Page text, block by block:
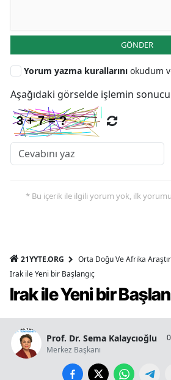
GÖNDER
Yorum yazma kurallarını okudum
Aşağıdaki görselde işlemin sonucu
* Bu içerik ile ilgili yorum yok, ilk yorumu
21YYTE.ORG
Orta Doğu Ve Afrika
Irak ile Yeni bir Başlangıç
Irak ile Yeni bir
Prof. Dr. Sema Kalaycıoğlu
Merkez Başkanı